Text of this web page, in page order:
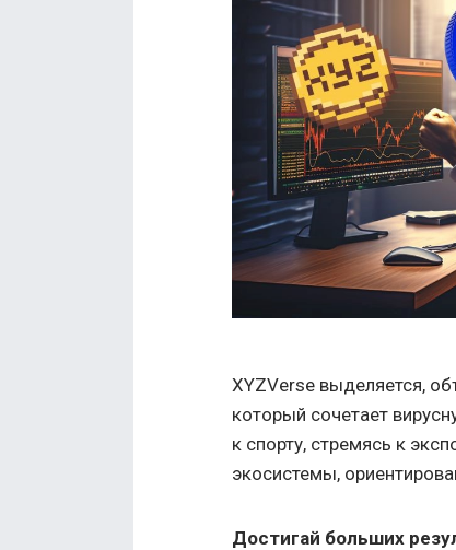
XYZVerse выделяется,
который сочетает
к спорту, стремясь к
экосистемы,
Достигай больших